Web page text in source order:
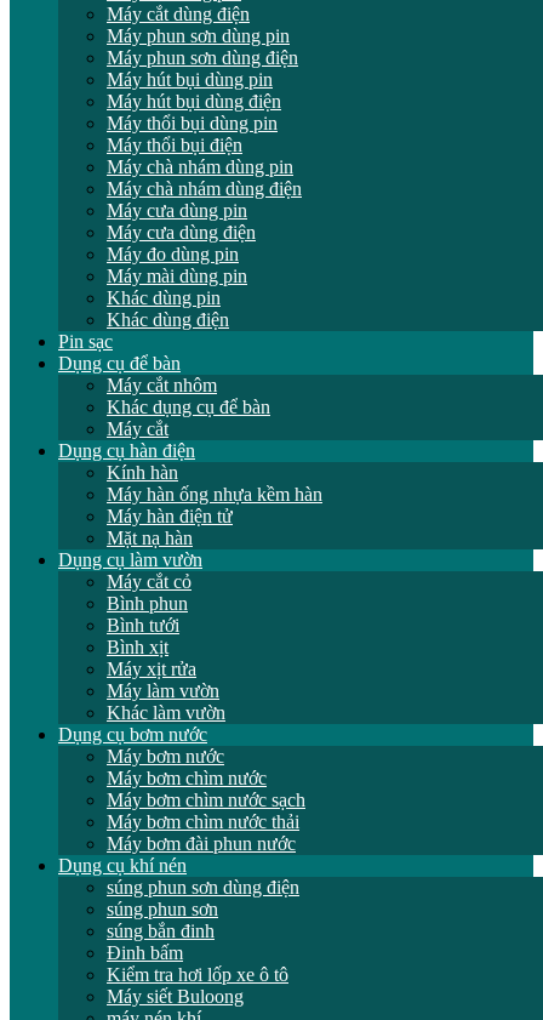
Máy cắt dùng điện
Máy phun sơn dùng pin
Máy phun sơn dùng điện
Máy hút bụi dùng pin
Máy hút bụi dùng điện
Máy thổi bụi dùng pin
Máy thổi bụi điện
Máy chà nhám dùng pin
Máy chà nhám dùng điện
Máy cưa dùng pin
Máy cưa dùng điện
Máy đo dùng pin
Máy mài dùng pin
Khác dùng pin
Khác dùng điện
Pin sạc
Dụng cụ để bàn
Máy cắt nhôm
Khác dụng cụ để bàn
Máy cắt
Dụng cụ hàn điện
Kính hàn
Máy hàn ống nhựa kềm hàn
Máy hàn điện tử
Mặt nạ hàn
Dụng cụ làm vườn
Máy cắt cỏ
Bình phun
Bình tưới
Bình xịt
Máy xịt rửa
Máy làm vườn
Khác làm vườn
Dụng cụ bơm nước
Máy bơm nước
Máy bơm chìm nước
Máy bơm chìm nước sạch
Máy bơm chìm nước thải
Máy bơm đài phun nước
Dụng cụ khí nén
súng phun sơn dùng điện
súng phun sơn
súng bắn đinh
Đinh bấm
Kiểm tra hơi lốp xe ô tô
Máy siết Buloong